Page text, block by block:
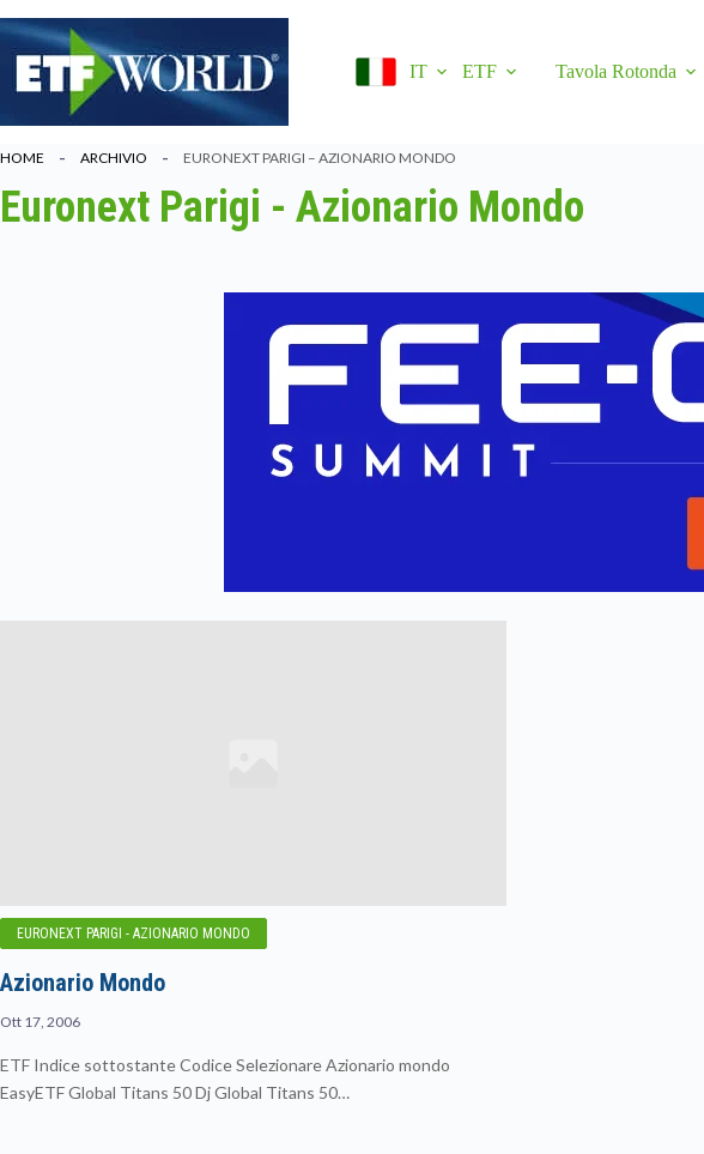
al
contenuto
IT
ETF Tavola Rotonda
HOME ARCHIVIO EURONEXT PARIGI – AZIONARIO MONDO
Euronext Parigi - Azionario Mondo
EURONEXT PARIGI - AZIONARIO MONDO
Azionario Mondo
Ott 17, 2006
ETF Indice sottostante Codice Selezionare Azionario mondo
EasyETF Global Titans 50 Dj Global Titans 50…